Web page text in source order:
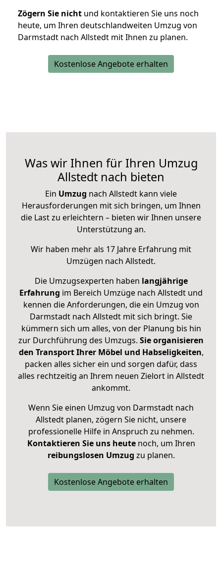
Zögern Sie nicht und kontaktieren Sie uns noch
heute, um Ihren deutschlandweiten Umzug von
Darmstadt nach Allstedt mit Ihnen zu planen.
Kostenlose Angebote erhalten
Was wir Ihnen für Ihren Umzug
Allstedt nach bieten
Ein Umzug nach Allstedt kann viele
Herausforderungen mit sich bringen, um Ihnen
die Last zu erleichtern – bieten wir Ihnen unsere
Unterstützung an.
Wir haben mehr als 17 Jahre Erfahrung mit
Umzügen nach Allstedt.
Die Umzugsexperten haben langjährige
Erfahrung im Bereich Umzüge nach Allstedt und
kennen die Anforderungen, die ein Umzug von
Darmstadt nach Allstedt mit sich bringt. Sie
kümmern sich um alles, von der Planung bis hin
zur Durchführung des Umzugs. Sie organisieren
den Transport Ihrer Möbel und Habseligkeiten,
packen alles sicher ein und sorgen dafür, dass
alles rechtzeitig an Ihrem neuen Zielort in Allstedt
ankommt.
Wenn Sie einen Umzug von Darmstadt nach
Allstedt planen, zögern Sie nicht, unsere
professionelle Hilfe in Anspruch zu nehmen.
Kontaktieren Sie uns heutenoch, um Ihren
reibungslosen Umzug zu planen.
Kostenlose Angebote erhalten